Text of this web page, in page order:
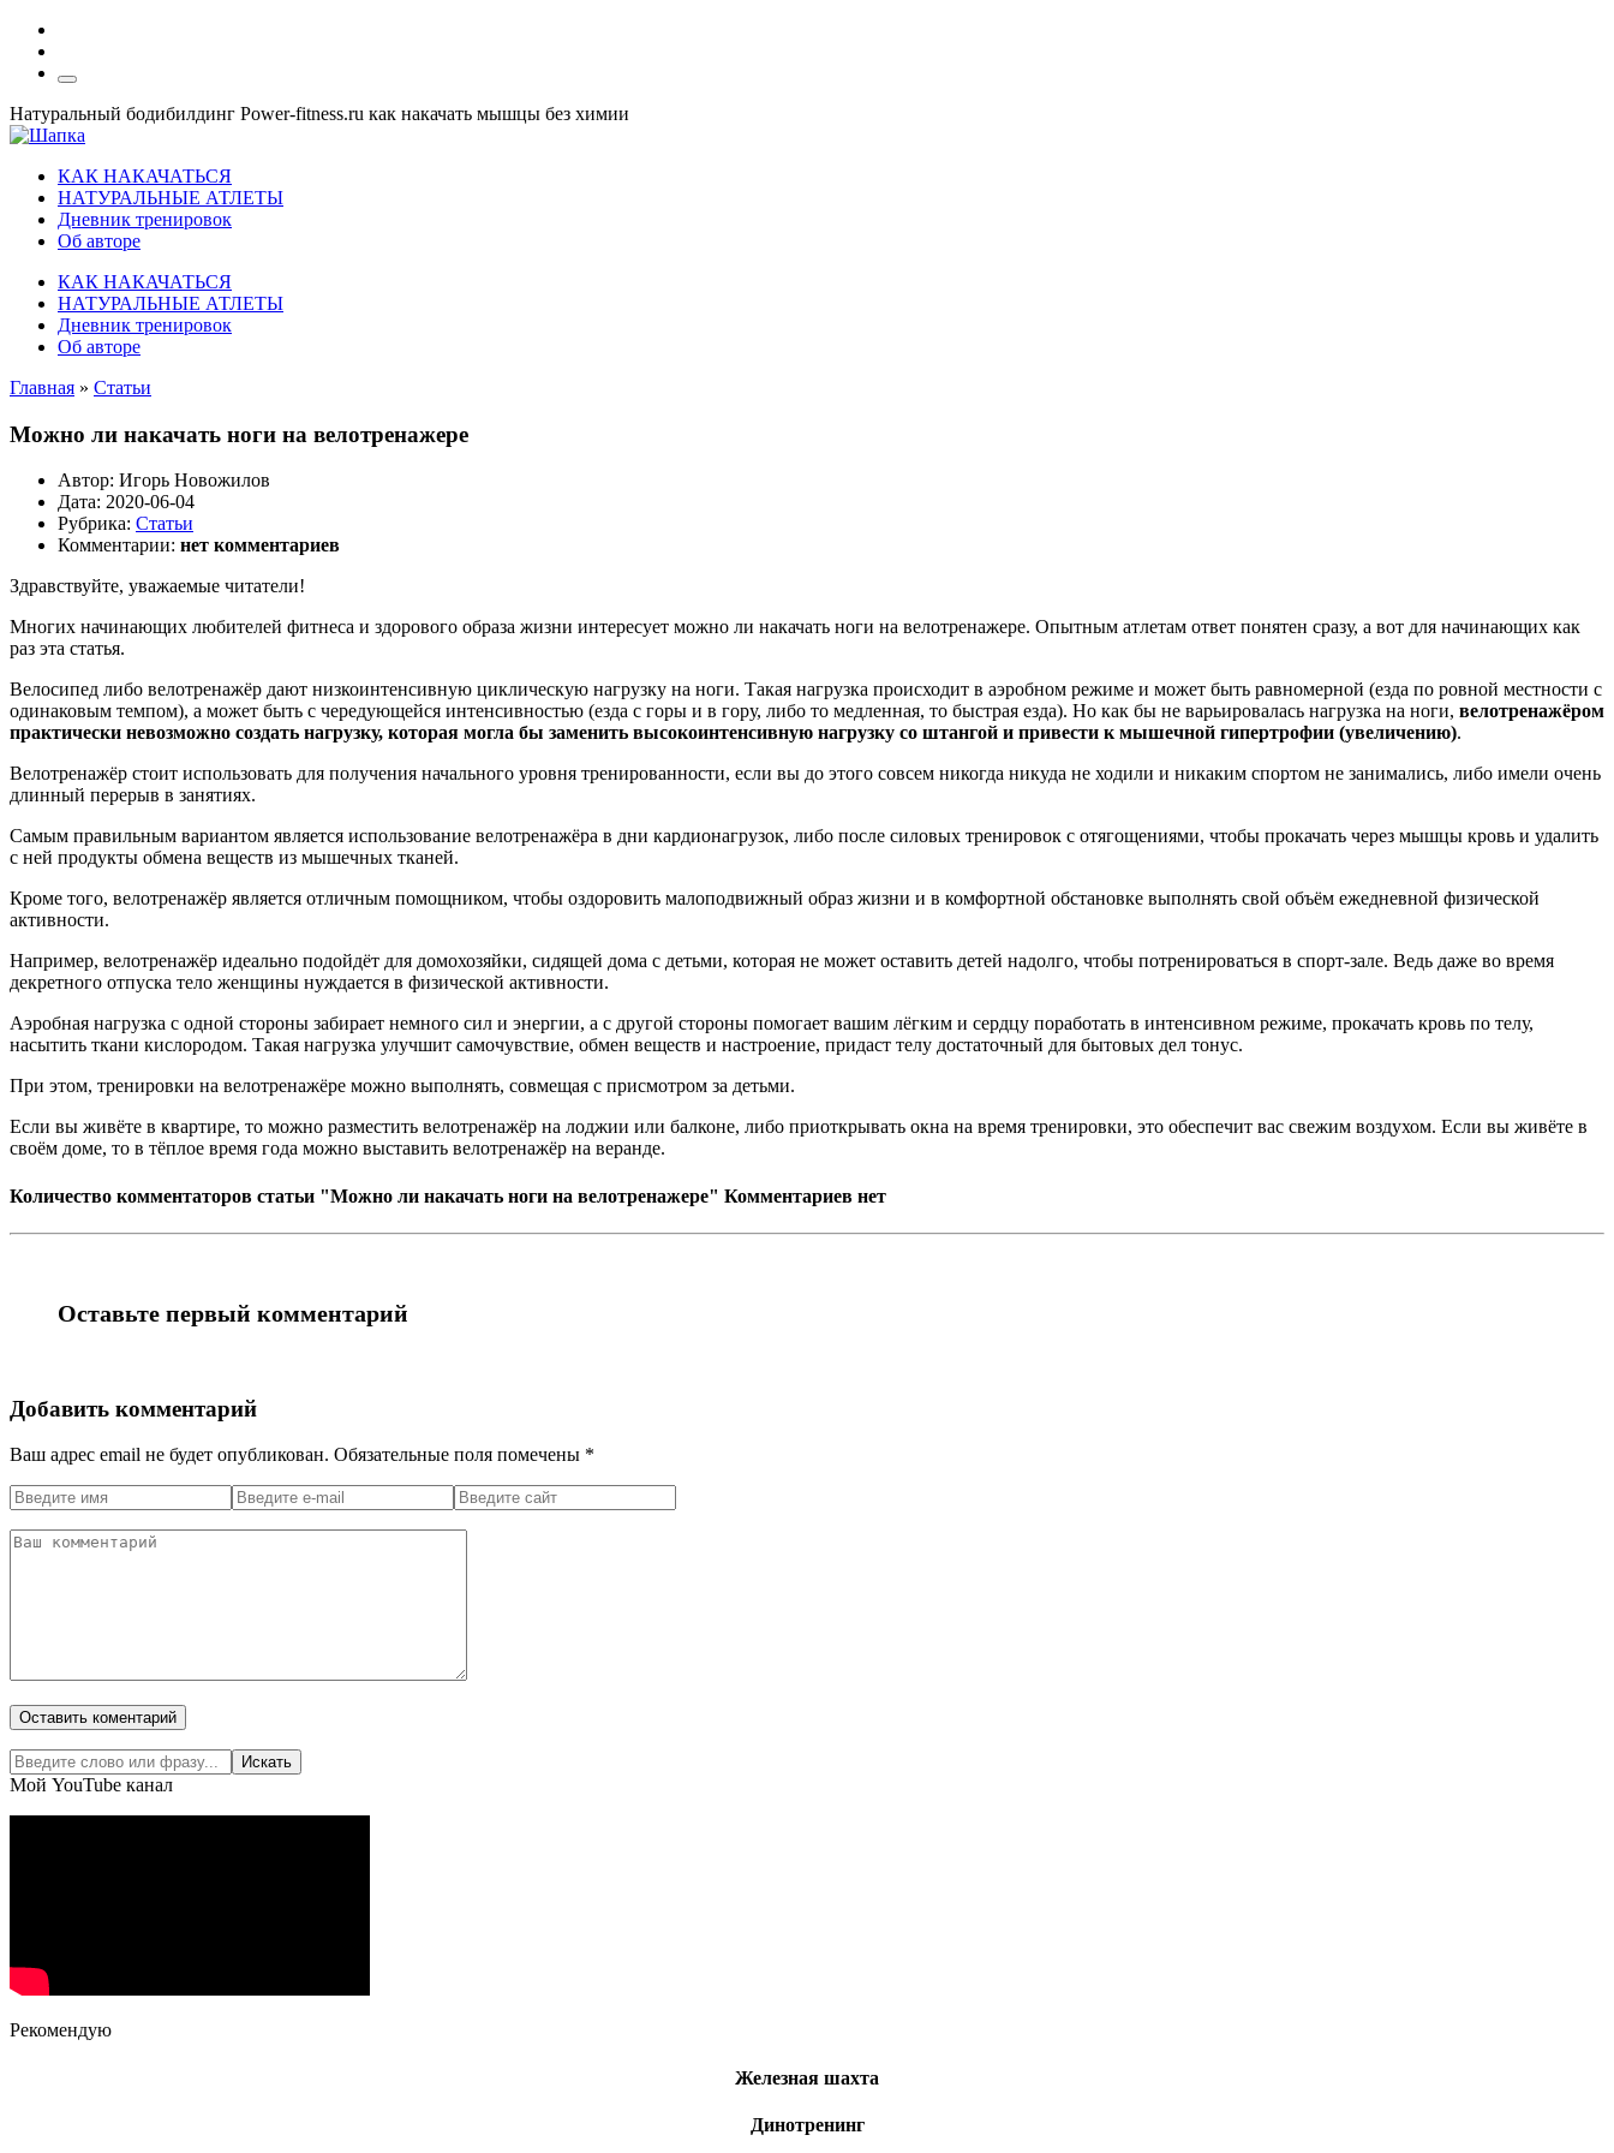
Натуральный бодибилдинг Power-fitness.ru как накачать мышцы без химии
КАК НАКАЧАТЬСЯ
НАТУРАЛЬНЫЕ АТЛЕТЫ
Дневник тренировок
Об авторе
КАК НАКАЧАТЬСЯ
НАТУРАЛЬНЫЕ АТЛЕТЫ
Дневник тренировок
Об авторе
Главная » Статьи
Можно ли накачать ноги на велотренажере
Автор: Игорь Новожилов
Дата: 2020-06-04
Рубрика: Статьи
Комментарии: нет комментариев
Здравствуйте, уважаемые читатели!
Многих начинающих любителей фитнеса и здорового образа жизни интересует можно ли накачать ноги на велотренажере. Опытным атлетам ответ понятен сразу, а вот для начинающих как
раз эта статья.
Велосипед либо велотренажёр дают низкоинтенсивную циклическую нагрузку на ноги. Такая нагрузка происходит в аэробном режиме и может быть равномерной (езда по ровной местности с
одинаковым темпом), а может быть с чередующейся интенсивностью (езда с горы и в гору, либо то медленная, то быстрая езда). Но как бы не варьировалась нагрузка на ноги, велотренажёром
практически невозможно создать нагрузку, которая могла бы заменить высокоинтенсивную нагрузку со штангой и привести к мышечной гипертрофии (увеличению).
Велотренажёр стоит использовать для получения начального уровня тренированности, если вы до этого совсем никогда никуда не ходили и никаким спортом не занимались, либо имели очень
длинный перерыв в занятиях.
Самым правильным вариантом является использование велотренажёра в дни кардионагрузок, либо после силовых тренировок с отягощениями, чтобы прокачать через мышцы кровь и удалить
с ней продукты обмена веществ из мышечных тканей.
Кроме того, велотренажёр является отличным помощником, чтобы оздоровить малоподвижный образ жизни и в комфортной обстановке выполнять свой объём ежедневной физической
активности.
Например, велотренажёр идеально подойдёт для домохозяйки, сидящей дома с детьми, которая не может оставить детей надолго, чтобы потренироваться в спорт-зале. Ведь даже во время
декретного отпуска тело женщины нуждается в физической активности.
Аэробная нагрузка с одной стороны забирает немного сил и энергии, а с другой стороны помогает вашим лёгким и сердцу поработать в интенсивном режиме, прокачать кровь по телу,
насытить ткани кислородом. Такая нагрузка улучшит самочувствие, обмен веществ и настроение, придаст телу достаточный для бытовых дел тонус.
При этом, тренировки на велотренажёре можно выполнять, совмещая с присмотром за детьми.
Если вы живёте в квартире, то можно разместить велотренажёр на лоджии или балконе, либо приоткрывать окна на время тренировки, это обеспечит вас свежим воздухом. Если вы живёте в
своём доме, то в тёплое время года можно выставить велотренажёр на веранде.
Количество комментаторов статьи "Можно ли накачать ноги на велотренажере" Комментариев нет
Оставьте первый комментарий
Добавить комментарий
Ваш адрес email не будет опубликован. Обязательные поля помечены *
Мой YouTube канал
Рекомендую
Железная шахта
Динотренинг